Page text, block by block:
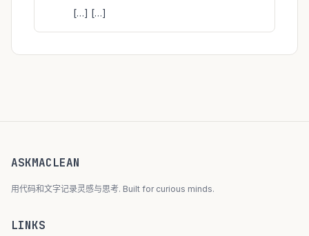
[…] […]
ASKMACLEAN
用代码和文字记录灵感与思考. Built for curious minds.
LINKS